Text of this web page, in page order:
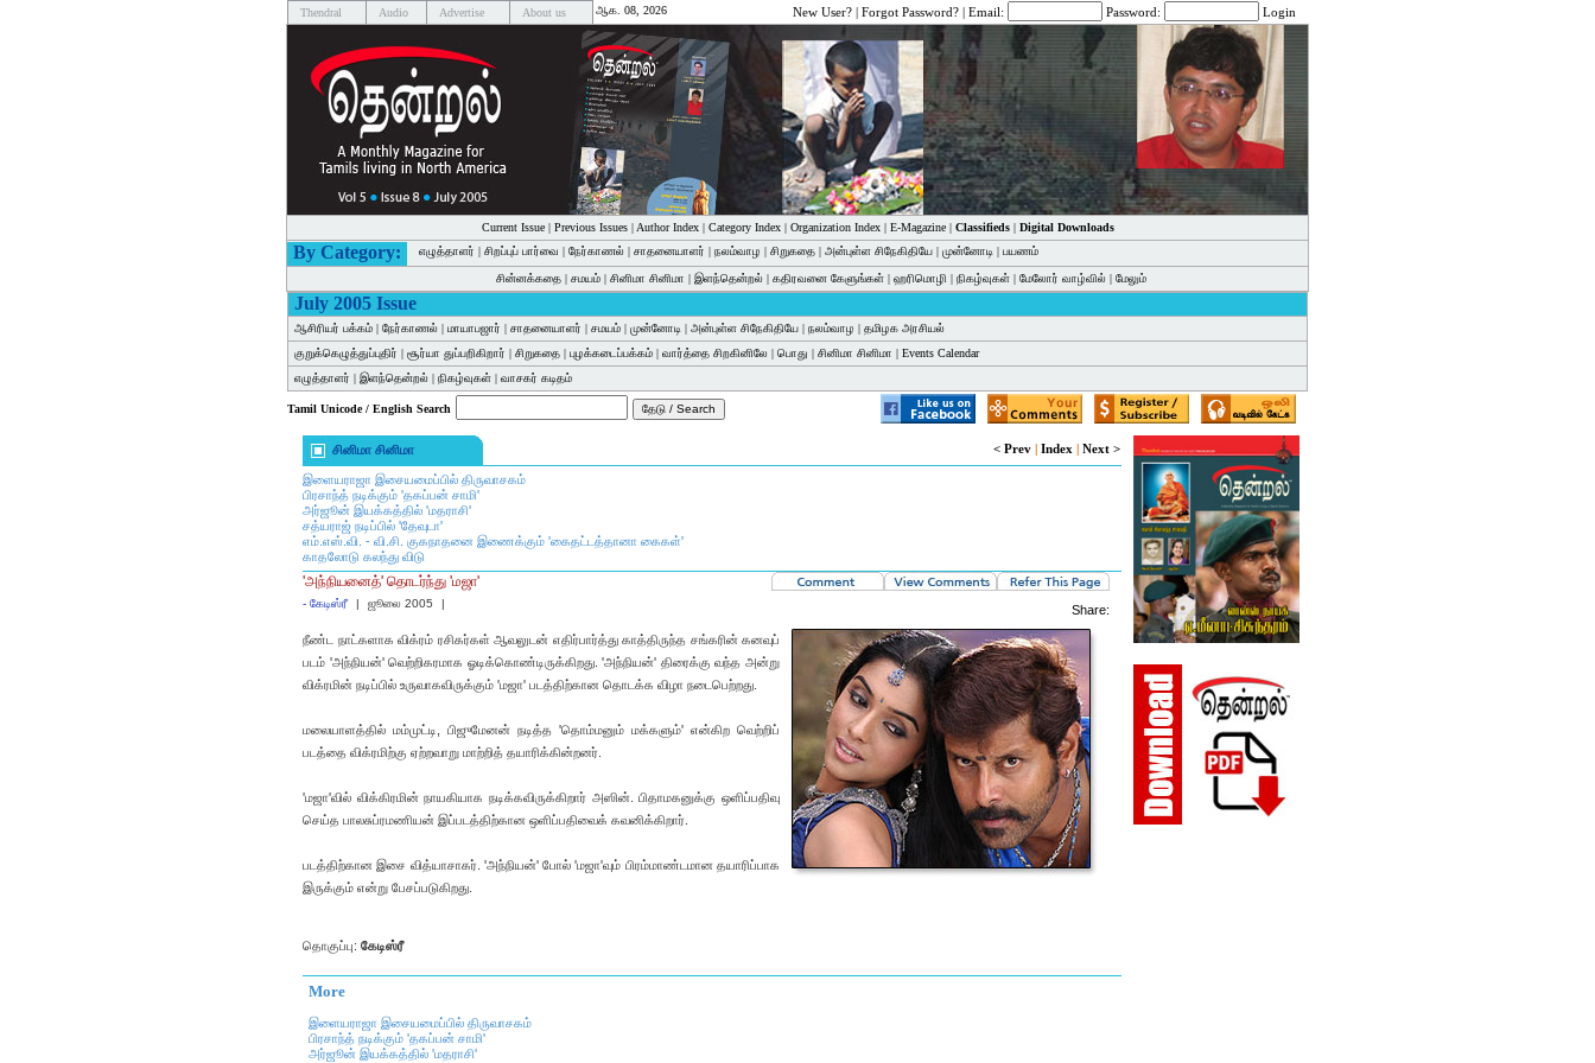
Thendral Audio Advertise About us ஆக. 08, 2026 New User? | Forgot Password? | Email: Password: Login
Current Issue| Previous Issues| Author Index| Category Index| Organization Index| E-Magazine| Classifieds| Digital Downloads
By Category: எழுத்தாளர் | சிறப்புப் பார்வை | நேர்காணல் | சாதனையாளர் | நலம்வாழ | சிறுகதை | அன்புள்ள சிநேகிதியே | முன்னோடி | பயணம்
சின்னக்கதை | சமயம் | சினிமா சினிமா | இளந்தென்றல் | கதிரவனை கேளுங்கள் | ஹரிமொழி | நிகழ்வுகள் | மேலோர் வாழ்வில் | மேலும்
July 2005 Issue
ஆசிரியர் பக்கம் | நேர்காணல் | மாயாபஜார் | சாதனையாளர் | சமயம் | முன்னோடி | அன்புள்ள சிநேகிதியே | நலம்வாழ | தமிழக அரசியல்
குறுக்கெழுத்துப்புதிர் | சூர்யா துப்பறிகிறார் | சிறுகதை | புழக்கடைப்பக்கம் | வார்த்தை சிறகினிலே | பொது | சினிமா சினிமா | Events Calendar
எழுத்தாளர் | இளந்தென்றல் | நிகழ்வுகள் | வாசகர் கடிதம்
Tamil Unicode / English Search
சினிமா சினிமா < Prev | Index | Next >
இளையராஜா இசையமைப்பில் திருவாசகம்
பிரசாந்த் நடிக்கும் 'தகப்பன் சாமி'
அர்ஜூன் இயக்கத்தில் 'மதராசி'
சத்யராஜ் நடிப்பில் 'தேவுடா'
எம்.எஸ்.வி. - வி.சி. குகநாதனை இணைக்கும் 'கைதட்டத்தானா கைகள்'
காதலோடு கலந்து விடு
'அந்நியனைத்' தொடர்ந்து 'மஜா'
- கேடிஸ்ரீ | ஜூலை 2005 | Share:
நீண்ட நாட்களாக விக்ரம் ரசிகர்கள் ஆவலுடன் எதிர்பார்த்து காத்திருந்த சங்கரின் கனவுப்
படம் 'அந்நியன்' வெற்றிகரமாக ஓடிக்கொண்டிருக்கிறது. 'அந்நியன்' திரைக்கு வந்த அன்று
விக்ரமின் நடிப்பில் உருவாகவிருக்கும் 'மஜா' படத்திற்கான தொடக்க விழா நடைபெற்றது.
மலையாளத்தில் மம்முட்டி, பிஜுமேனன் நடித்த 'தொம்மனும் மக்களும்' என்கிற வெற்றிப்
படத்தை விக்ரமிற்கு ஏற்றவாறு மாற்றித் தயாரிக்கின்றனர்.
'மஜா'வில் விக்கிரமின் நாயகியாக நடிக்கவிருக்கிறார் அஸின். பிதாமகனுக்கு ஒளிப்பதிவு
செய்த பாலசுப்ரமணியன் இப்படத்திற்கான ஒளிப்பதிவைக் கவனிக்கிறார்.
படத்திற்கான இசை வித்யாசாகர். 'அந்நியன்' போல் 'மஜா'வும் பிரம்மாண்டமான தயாரிப்பாக
இருக்கும் என்று பேசப்படுகிறது.
தொகுப்பு: கேடிஸ்ரீ
More
இளையராஜா இசையமைப்பில் திருவாசகம்
பிரசாந்த் நடிக்கும் 'தகப்பன் சாமி'
அர்ஜூன் இயக்கத்தில் 'மதராசி'